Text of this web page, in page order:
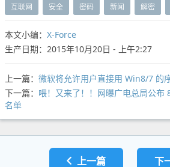
互联网 安全 密码 新闻 解密
本文小编： X-Force
生产日期：2015年10月20日 - 上午2:27
上一篇： 微软将允许用户直接用 Win8/7 的
下一篇： 喂！又来了！！网曝广电总局公布
名单
上一篇 下